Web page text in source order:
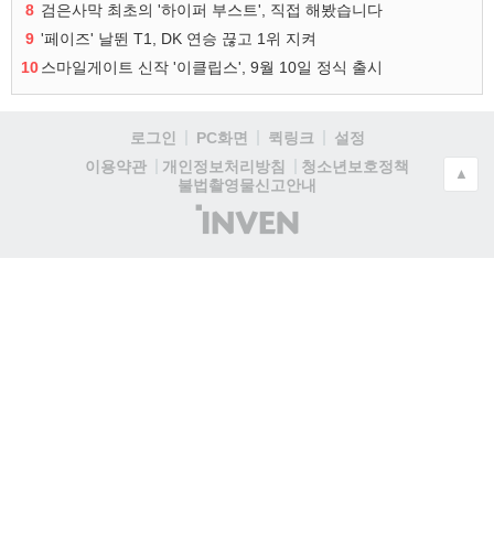
8 검은사막 최초의 '하이퍼 부스트', 직접 해봤습니다
9 '페이즈' 날뛴 T1, DK 연승 끊고 1위 지켜
10스마일게이트 신작 '이클립스', 9월 10일 정식 출시
로그인 PC화면 퀵링크
설정
이용약관
개인정보처리방침
청소년보호정책
불법촬영물신고안내
(주)
인
▲